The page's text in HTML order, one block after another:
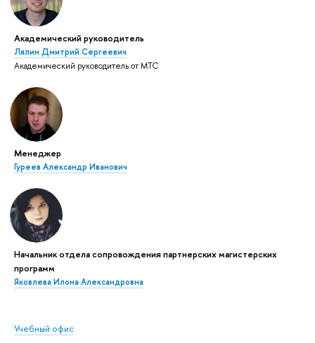
Академический руководитель
Лялин Дмитрий Сергеевич
Академический руководитель от МТС
Менеджер
Гуреев Александр Иванович
Начальник отдела сопровождения партнерских магистерских
программ
Яковлева Илона Александровна
Учебный офис